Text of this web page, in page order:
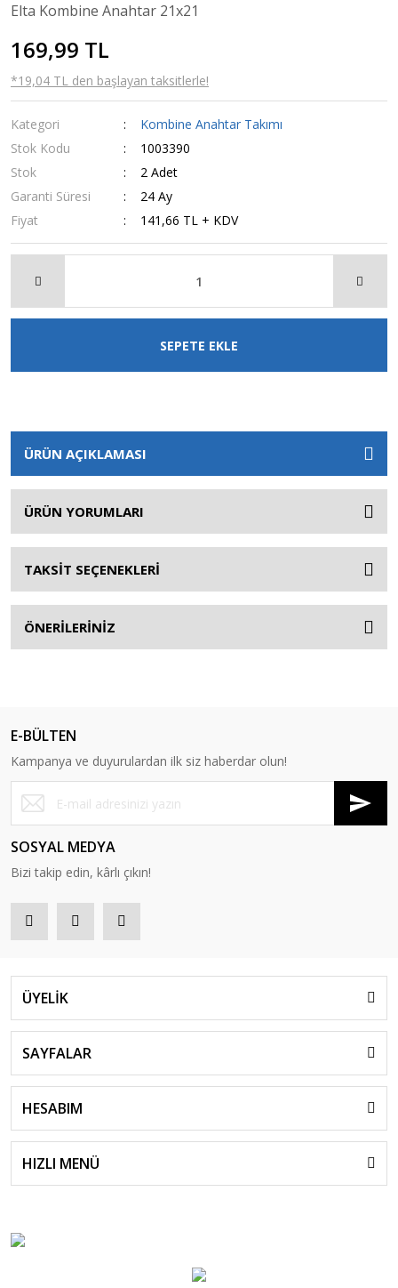
Elta Kombine Anahtar 21x21
169,99 TL
*19,04 TL den başlayan taksitlerle!
Kategori
Kombine Anahtar Takımı
Stok Kodu
1003390
Stok
2 Adet
Garanti Süresi
24 Ay
Fiyat
141,66 TL + KDV
SEPETE EKLE
ÜRÜN AÇIKLAMASI
ÜRÜN YORUMLARI
TAKSİT SEÇENEKLERİ
ÖNERİLERİNİZ
E-BÜLTEN
Kampanya ve duyurulardan ilk siz haberdar olun!
SOSYAL MEDYA
Bizi takip edin, kârlı çıkın!
ÜYELİK
SAYFALAR
HESABIM
HIZLI MENÜ